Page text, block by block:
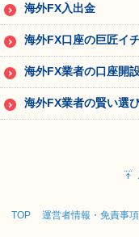
海外FX入出金
海外FX口座の巨匠イ
海外FX業者の口座開
海外FX業者の賢い選
TOP 運営者情報・免責事項